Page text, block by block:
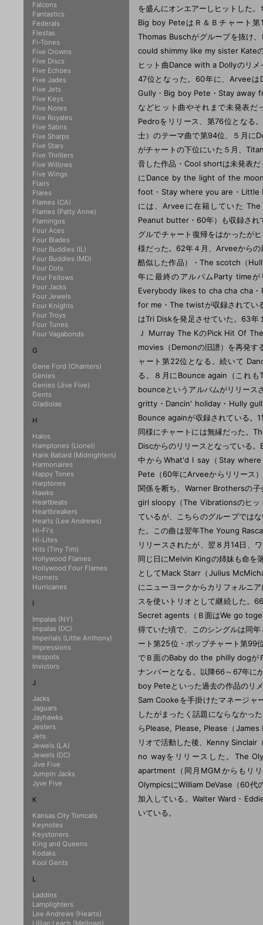
を盛んにオンエアーしヒットした
Big boy PeteはＲ＆Ｂチャート
Thomas Buschがグループを抜け
could shimmy like my sister Kate
ヒット曲Dance with a Dollyのリ
47位となった。60年に、Arvee
Gully・Big boy Pete・Stay away
などヒット曲やそれまで未発表
Pedroをリリース、第76位となる
士）のテーマ曲で第94位、５月に
がチャートの下位にいた５月、
音した作品・Cool shortは未発表
にDance by the light of the
foot・Stay where you are・Little
には、Arveeに在籍していた
Peanut butter・60年）も収録され
グルでチャート復帰をはかったが
様だった。62年４月、Arveeから
酷似した作品）・The scotch（
年に最終のアルバムParty time
Everybody likes to cha cha cha
for me・The twistが収録されてい
はTri Diskを発足させていた。63
Ｊ Murray The KのPick Hit Of
movies（Demonの旧譜）を再発
ャート第22位となる。続いて
る。８月にBounce again（これ
bounceというアルバムがリリー
gritty・Dancin' holiday・Hully
Bounce againが収録されている。
同様にチャートには無縁だった。
Discからのリリースとなっている
中からWhat'd I say（Stay
Pete（60年にArveeからリリース
関係を断ち、Warner Brothersの
girl sloopy（The Vibrationsのヒッ
ているが、こちらのグループでは
た。この曲は翌年The Young
リリースされたが、翌８月14日、
同じ日にMelvin Kingの姉妹も命を
としてMack Starr（Julius
にニューヨークからカリフォルニ
スを使いトリオとして継続した。
Secret agents（Ｂ面はWe go
得ていた頃で、このシングルは同
ート第25位・ポップチャート第99
でＢ面のBaby do the philly dogが
ナンバーとなる。以降66～67年
boy Peteといった過去の作品のリ
Sam Cookeを手掛けたマネージ
したがまったく話題にならなか
らPlease, Please, Please（James
リオで活動した後、Kenny
no wayをリリースした。The
apartment（同月MGMからもリ
OlympicsにWilliam DeVase（60代
加入している。Walter Ward・
いている。
Falcons
Fantastics
Federals
Fiestas
Fi-Tones
Five Crowns
Five Discs
Five Echoes
Five Jades
Five Jets
Five Keys
Five Notes
Five Royales
Five Satins
Five Sharps
Five Stars
Five Thrillers
Five Willows
Five Wings
Flairs
Flares
Flames (CA)
Flames (Patty Anne)
Flamingos
Four Aces
Four Blades
Four Buddies (IL)
Four Buddies (MD)
Four Dots
Four Fellows
Four Jacks
Four Jewels
Four Knights
Four Troys
Four Tunes
Four Vagabonds
G
Gene Ford (Chanters)
Genies
Genies (Jive Five)
Gents
Gladiolas
H
Halos
Hamptones (Lionel)
Hank Ballard (Midnighters)
Harmonaires
Happy Tones
Harptones
Hawks
Heartbeats
Heartbreakers
Hearts (Lee Andrews)
Hi-Fi's
Hi-Lites
Hits (Tiny Tim)
Hollywood Flames
Hollywood Four Flames
Hornets
Hurricanes
I
Impalas (NY)
Impalas (DC)
Imperials (Little Anthony)
Impressions
Inkspots
Invictors
J
Jacks
Jaguars
Jayhawks
Jesters
Jets
Jewels (LA)
Jewels (DC)
Jive Five
Jumpin Jacks
Jyve Five
K
Kansas City Tomcats
Keynotes
Keystoners
King and Queens
Kodaks
Kool Gents
L
Laddins
Lamplighters
Lee Andrews (Hearts)
Lillian Leach (Mellows)